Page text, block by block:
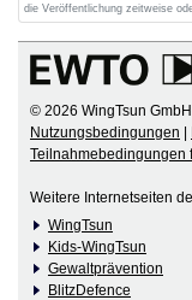
die Veröffentlichung zeitweise
© 2026 WingTsun
Nutzungsbedingungen |
Teilnahmebedingungen
Weitere Internetseiten
WingTsun
Kids-WingTsun
Gewaltprävention
BlitzDefence